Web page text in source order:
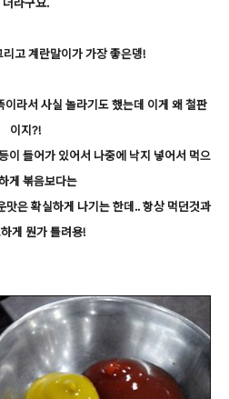
고 계란말이가 가장 좋은뎅!
라서 사실 놀라기도 했는데 이게 왜 철판
이지?!
이 들어가 있어서 나중에 낙지 넣어서 먹으
게 볶음보다는
맛은 확실하게 나기는 한데.. 항상 먹던것과
게 뭔가 틀려용!